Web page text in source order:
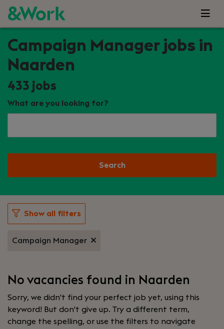
Campaign Manager jobs in
Naarden
433 jobs
What are you looking for?
Search
Show all filters
Campaign Manager
No vacancies found in Naarden
Sorry, we didn't find your perfect job yet, using this
keyword! But don't give up. Try a different term,
change the spelling, or use the filters to navigate